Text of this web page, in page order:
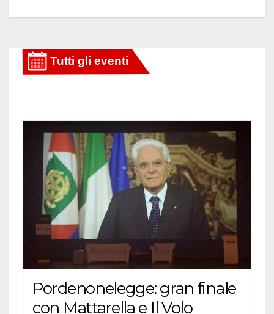
Pordenonelegge: gran finale
con Mattarella e Il Volo